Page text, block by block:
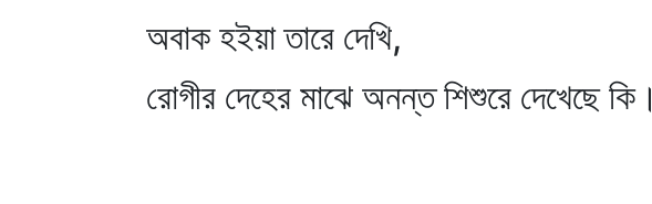
অবাক হইয়া তারে দেখি,
রোগীর দেহের মাঝে অনন্ত শিশুরে দেখেছে কি।